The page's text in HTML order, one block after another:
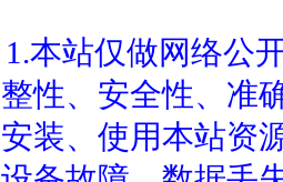
1.本站仅做网络公
整性、安全性、准
安装、使用本站资